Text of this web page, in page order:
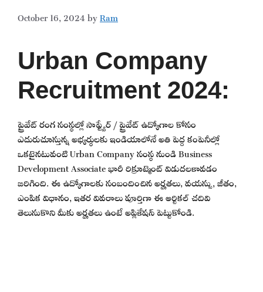
October 16, 2024byRam
Urban Company
Recruitment 2024:
ప్రైవేట్ రంగ సంస్థల్లో సాఫ్ట్వేర్ / ప్రైవేట్ ఉద్యోగాల కోసం
ఎదురుచూస్తున్న అభ్యర్థులకు ఇండియాలోనే అతి పెద్ద కంపెనీల్లో
ఒకటైనటువంటి Urban Company సంస్థ నుండి Business
Development Associate భారీ రిక్రూట్మెంట్ విడుదలకావడం
జరిగింది. ఈ ఉద్యోగాలకు సంబందించిన అర్హతలు, వయస్సు, జీతం,
ఎంపిక విధానం, ఇతర వివరాలు పూర్తిగా ఈ ఆర్టికల్ చదివి
తెలుసుకొని మీకు అర్హతలు ఉంటే అప్లికేషన్ పెట్టుకోండి.